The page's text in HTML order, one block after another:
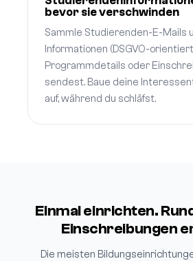
bevor sie verschwinden
Sammle Studierenden-E-Mails
Informationen (DSGVO-
Programmdetails oder
sendest. Baue deine
auf, während du schläfst.
Einmal einrichten.
Einschreibungen
Die meisten